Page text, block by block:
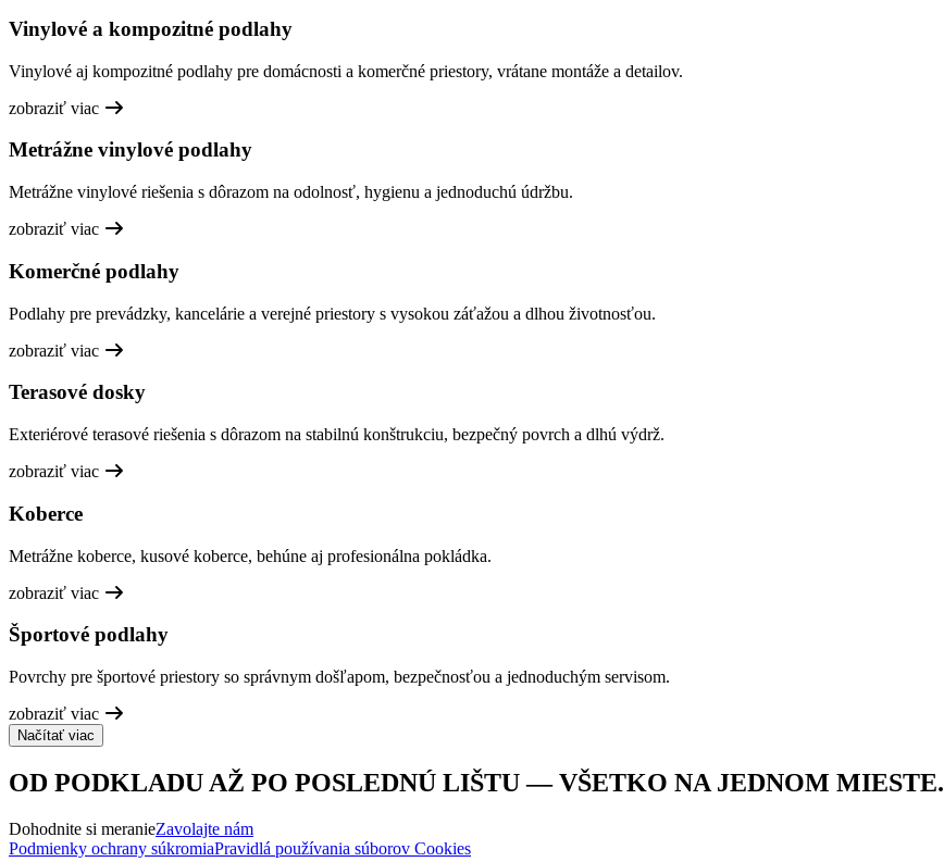
Vinylové a kompozitné podlahy
Vinylové aj kompozitné podlahy pre domácnosti a komerčné priestory, vrátane montáže a detailov.
zobraziť viac
Metrážne vinylové podlahy
Metrážne vinylové riešenia s dôrazom na odolnosť, hygienu a jednoduchú údržbu.
zobraziť viac
Komerčné podlahy
Podlahy pre prevádzky, kancelárie a verejné priestory s vysokou záťažou a dlhou životnosťou.
zobraziť viac
Terasové dosky
Exteriérové terasové riešenia s dôrazom na stabilnú konštrukciu, bezpečný povrch a dlhú výdrž.
zobraziť viac
Koberce
Metrážne koberce, kusové koberce, behúne aj profesionálna pokládka.
zobraziť viac
Športové podlahy
Povrchy pre športové priestory so správnym došľapom, bezpečnosťou a jednoduchým servisom.
zobraziť viac
Načítať viac
OD PODKLADU AŽ PO POSLEDNÚ LIŠTU — VŠETKO NA JEDNOM MIESTE.
Dohodnite si meranieZavolajte nám
Podmienky ochrany súkromiaPravidlá používania súborov Cookies